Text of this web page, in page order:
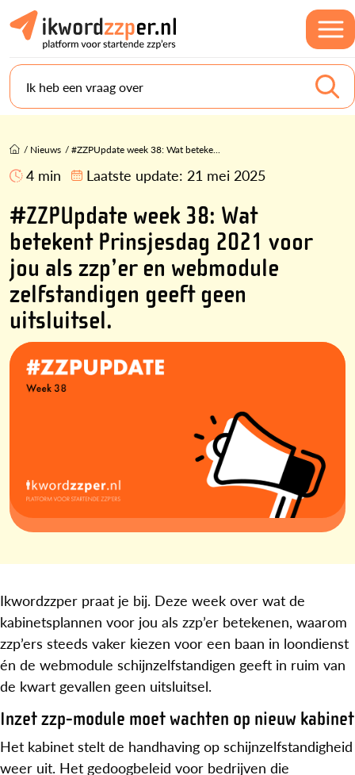
Ik heb een vraag over
/ Nieuws /#ZZPUpdate week 38: Wat beteke...
4 min Laatste update: 21 mei 2025
#ZZPUpdate week 38: Wat
betekent Prinsjesdag 2021 voor
jou als zzp’er en webmodule
zelfstandigen geeft geen
uitsluitsel.
Ikwordzzper praat je bij. Deze week over wat de
kabinetsplannen voor jou als zzp’er betekenen, waarom
zzp’ers steeds vaker kiezen voor een baan in loondienst
én de webmodule schijnzelfstandigen geeft in ruim van
de kwart gevallen geen uitsluitsel.
Inzet zzp-module moet wachten op nieuw kabinet
Het kabinet stelt de handhaving op schijnzelfstandigheid
weer uit. Het gedoogbeleid voor bedrijven die